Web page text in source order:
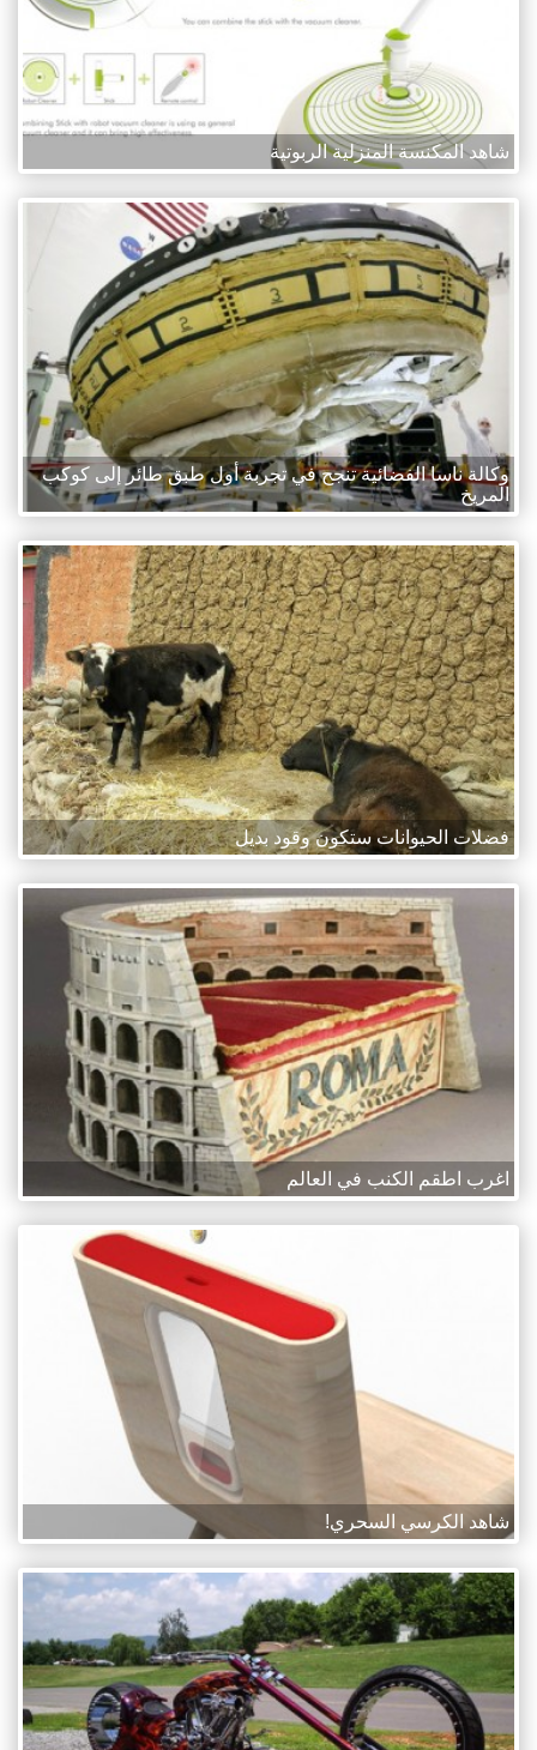
شاهد المكنسة المنزلية الربوتية
وكالة ناسا الفضائية تنجح في تجربة أول طبق طائر إلى كوكب
المريخ
فضلات الحيوانات ستكون وقود بديل
اغرب اطقم الكنب في العالم
شاهد الكرسي السحري!